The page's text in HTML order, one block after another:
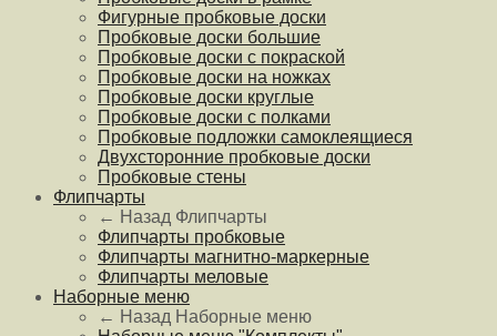
Фигурные пробковые доски
Пробковые доски большие
Пробковые доски с покраской
Пробковые доски на ножках
Пробковые доски круглые
Пробковые доски с полками
Пробковые подложки самоклеящиеся
Двухсторонние пробковые доски
Пробковые стены
Флипчарты
← Назад Флипчарты
Флипчарты пробковые
Флипчарты магнитно-маркерные
Флипчарты меловые
Наборные меню
← Назад Наборные меню